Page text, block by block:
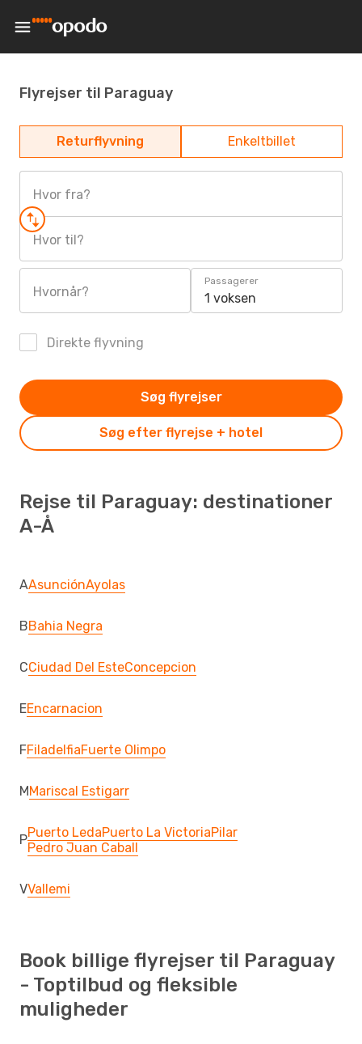
Flyrejser til Paraguay
Returflyvning Enkeltbillet
Hvor fra?
Hvor til?
Hvornår?
Passagerer
1 voksen
Direkte flyvning
Søg efter flyrejse + hotel
Søg flyrejser
Rejse til Paraguay: destinationer
A-Å
AAsunciónAyolas
BBahia Negra
CCiudad Del EsteConcepcion
EEncarnacion
FFiladelfiaFuerte Olimpo
MMariscal Estigarr
PPuerto LedaPuerto La VictoriaPilar
Pedro Juan Caball
VVallemi
Book billige flyrejser til Paraguay
- Toptilbud og fleksible
muligheder